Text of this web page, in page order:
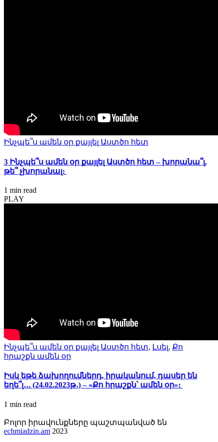
Ինչպե՞ս ամեն օր քայլել Աստծո հետ
3 Ինչպե՞ս ամեն օր քայլել Աստծո հետ – խորանա՞լ,
թե՞ չխորանալ։
1 min read
PLAY
Ինչպե՞ս ամեն օր քայլել Աստծո հետ, Լսել, Քո
հրաշքն ամեն օր
Իսկ եթե ձախողումներդ, իրականում, դասեր են
եղե՞լ․․․ (24.02.2023թ․) – «Քո հրաշքն՝ ամեն օր»։
1 min read
Բոլոր իրավունքները պաշտպանված են
echmiadzin.am 2023